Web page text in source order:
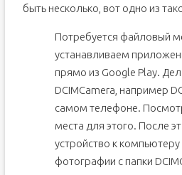
быть несколько, вот одно из
Потребуется файловый
устанавливаем
прямо из Google Play.
DCIMCamera, например
самом телефоне.
места для этого. После
устройство к
фотографии с папки